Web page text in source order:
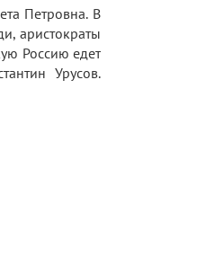
Петровна. В
аристократы
Россию едет
Урусов.